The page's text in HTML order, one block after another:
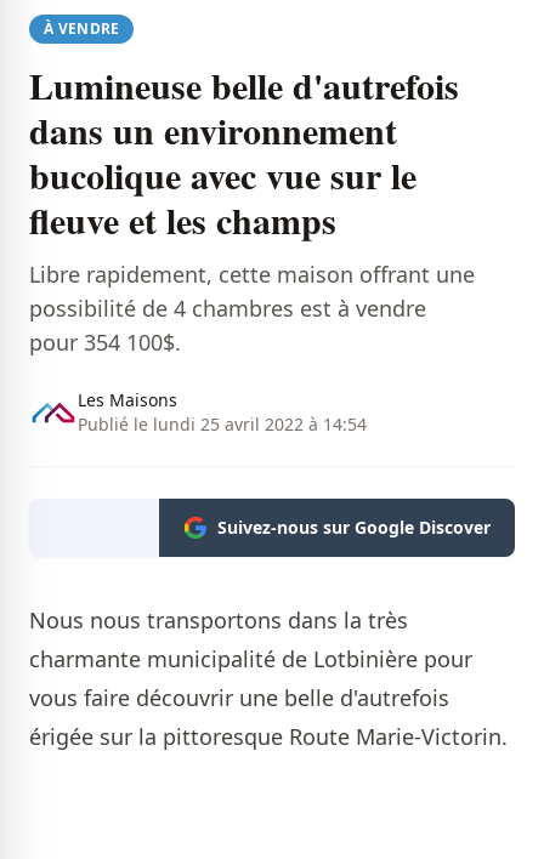
À VENDRE
Lumineuse belle d'autrefois
dans un environnement
bucolique avec vue sur le
fleuve et les champs
Libre rapidement, cette maison offrant une
possibilité de 4 chambres est à vendre
pour 354 100$.
Les Maisons
Publié le lundi 25 avril 2022 à 14:54
Suivez-nous sur Google Discover
Nous nous transportons dans la très
charmante municipalité de Lotbinière pour
vous faire découvrir une belle d'autrefois
érigée sur la pittoresque Route Marie-Victorin.